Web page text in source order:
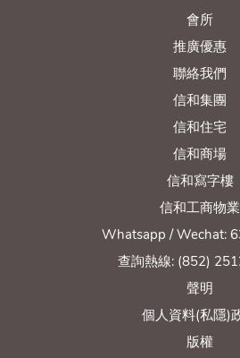
會所
推廣優惠
聯絡我們
信和集團
信和住宅
信和商場
信和寫字樓
信和工商物業
Whatsapp / Wechat:
查詢熱線: (852)
聲明
個人資料(私隱)
版權